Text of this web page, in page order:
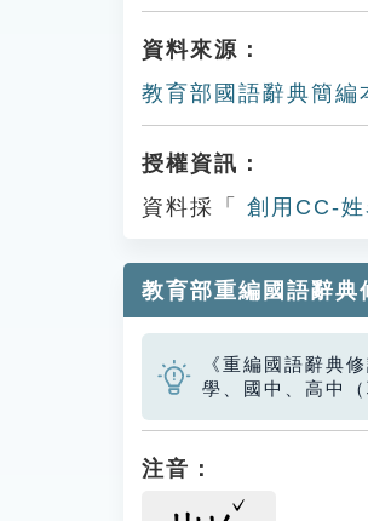
資料來源：
教育部國語辭典簡編
授權資訊：
資料採「
創用CC-
教育部重編國語辭典
《重編國語辭典
學、國中、高中
注音：